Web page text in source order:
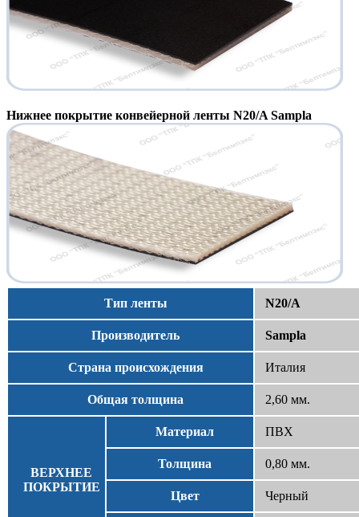
Нижнее покрытие конвейерной ленты N20/A Sampla
Тип ленты N20/A
Производитель Sampla
Страна происхождения Италия
Общая толщина 2,60 мм.
ВЕРХНЕЕ
ПОКРЫТИЕ
Материал ПВХ
Толщина 0,80 мм.
Цвет Черный